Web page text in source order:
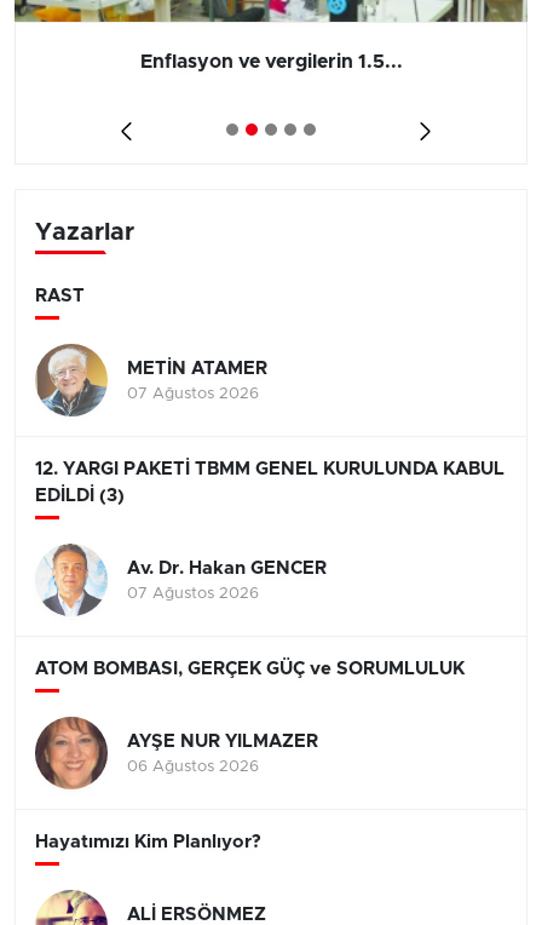
Enflasyon ve vergilerin 1.5...
Yazarlar
RAST
METİN ATAMER
07 Ağustos 2026
12. YARGI PAKETİ TBMM GENEL KURULUNDA KABUL
EDİLDİ (3)
Av. Dr. Hakan GENCER
07 Ağustos 2026
ATOM BOMBASI, GERÇEK GÜÇ ve SORUMLULUK
AYŞE NUR YILMAZER
06 Ağustos 2026
Hayatımızı Kim Planlıyor?
ALİ ERSÖNMEZ